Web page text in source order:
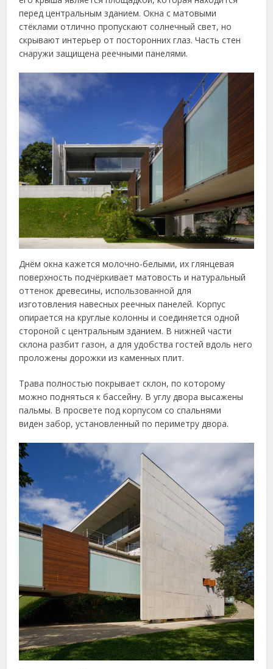
перед центральным зданием. Окна с матовыми
стёклами отлично пропускают солнечный свет, но
скрывают интерьер от посторонних глаз. Часть стен
снаружи защищена реечными панелями.
Днём окна кажется молочно-белыми, их глянцевая
поверхность подчёркивает матовость и натуральный
оттенок древесины, использованной для
изготовления навесных реечных панелей. Корпус
опирается на круглые колонны и соединяется одной
стороной с центральным зданием. В нижней части
склона разбит газон, а для удобства гостей вдоль него
проложены дорожки из каменных плит.
Трава полностью покрывает склон, по которому
можно подняться к бассейну. В углу двора высажены
пальмы. В просвете под корпусом со спальнями
виден забор, установленный по периметру двора.